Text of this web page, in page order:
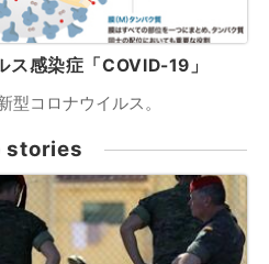
感染症「COVID-19」
型コロナウイルス。
stories